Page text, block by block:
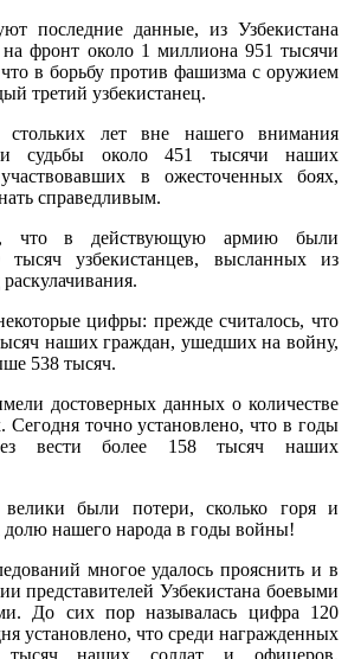
последние данные, из Узбекистана
фронт около 1 миллиона 951 тысячи
что в борьбу против фашизма с оружием
третий узбекистанец.
лет вне нашего внимания
и судьбы около 451 тысячи наших
участвовавших в ожесточенных боях,
справедливым.
что в действующую армию были
узбекистанцев, высланных из
цифры: прежде считалось, что
наших граждан, ушедших на войну,
538 тысяч.
достоверных данных о количестве
Сегодня точно установлено, что в годы
вести более 158 тысяч наших
велики были потери, сколько горя и
долю нашего народа в годы войны!
многое удалось прояснить и в
представителей Узбекистана боевыми
До сих пор называлась цифра 120
установлено, что среди награжденных
наших солдат и офицеров.